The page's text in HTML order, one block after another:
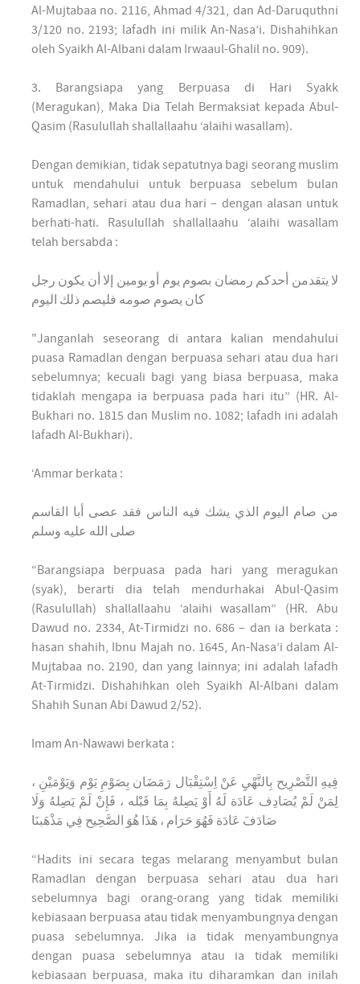
Al-Mujtabaa no. 2116, Ahmad 4/321, dan Ad-Daruquthni
3/120 no. 2193; lafadh ini milik An-Nasa’i. Dishahihkan
oleh Syaikh Al-Albani dalam Irwaaul-Ghalil no. 909).
3. Barangsiapa yang Berpuasa di Hari Syakk
(Meragukan), Maka Dia Telah Bermaksiat kepada Abul-
Qasim (Rasulullah shallallaahu ‘alaihi wasallam).
Dengan demikian, tidak sepatutnya bagi seorang muslim
untuk mendahului untuk berpuasa sebelum bulan
Ramadlan, sehari atau dua hari – dengan alasan untuk
berhati-hati. Rasulullah shallallaahu ‘alaihi wasallam
telah bersabda :
لا يتقدمن أحدكم رمضان بصوم يوم أو يومين إلا أن يكون رجل
كان يصوم صومه فليصم ذلك اليوم
"Janganlah seseorang di antara kalian mendahului
puasa Ramadlan dengan berpuasa sehari atau dua hari
sebelumnya; kecuali bagi yang biasa berpuasa, maka
tidaklah mengapa ia berpuasa pada hari itu” (HR. Al-
Bukhari no. 1815 dan Muslim no. 1082; lafadh ini adalah
lafadh Al-Bukhari).
‘Ammar berkata :
من صام اليوم الذي يشك فيه الناس فقد عصى أبا القاسم
صلى الله عليه وسلم
“Barangsiapa berpuasa pada hari yang meragukan
(syak), berarti dia telah mendurhakai Abul-Qasim
(Rasulullah) shallallaahu ‘alaihi wasallam” (HR. Abu
Dawud no. 2334, At-Tirmidzi no. 686 – dan ia berkata :
hasan shahih, Ibnu Majah no. 1645, An-Nasa’i dalam Al-
Mujtabaa no. 2190, dan yang lainnya; ini adalah lafadh
At-Tirmidzi. Dishahihkan oleh Syaikh Al-Albani dalam
Shahih Sunan Abi Dawud 2/52).
Imam An-Nawawi berkata :
فِيهِ التَّصْرِيح بِالنَّهْيِ عَنْ اِسْتِقْبَال رَمَضَان بِصَوْمِ يَوْم وَيَوْمَيْنِ ،
لِمَنْ لَمْ يُصَادِف عَادَة لَهُ أَوْ يَصِلهُ بِمَا قَبْله ، فَإِنْ لَمْ يَصِلهُ وَلَا
صَادَفَ عَادَة فَهُوَ حَرَام ، هَذَا هُوَ الصَّحِيح فِي مَذْهَبنَا
“Hadits ini secara tegas melarang menyambut bulan
Ramadlan dengan berpuasa sehari atau dua hari
sebelumnya bagi orang-orang yang tidak memiliki
kebiasaan berpuasa atau tidak menyambungnya dengan
puasa sebelumnya. Jika ia tidak menyambungnya
dengan puasa sebelumnya atau ia tidak memiliki
kebiasaan berpuasa, maka itu diharamkan dan inilah